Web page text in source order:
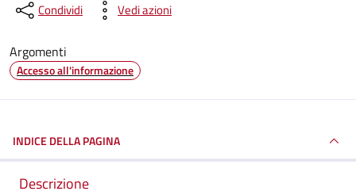
Condividi Vedi azioni
Argomenti
Accesso all'informazione
INDICE DELLA PAGINA
Descrizione